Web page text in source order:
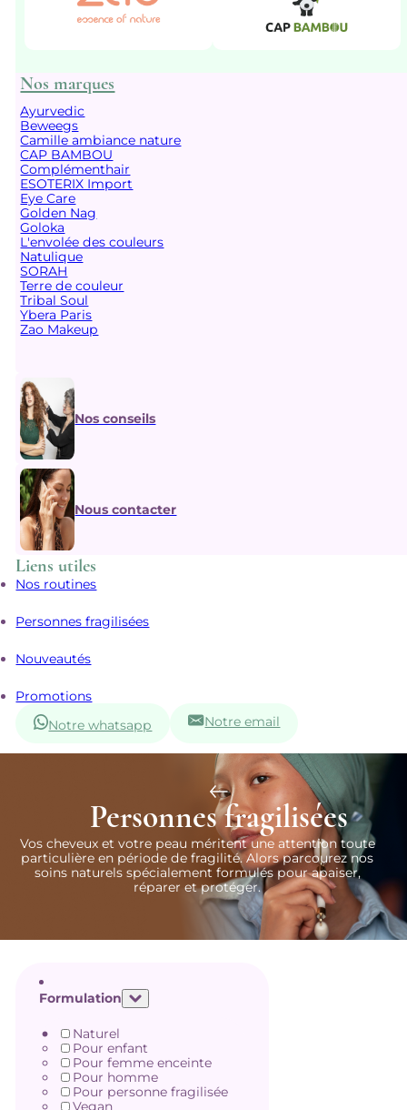
Nos marques
Ayurvedic
Beweegs
Camille ambiance nature
CAP BAMBOU
Complémenthair
ESOTERIX Import
Eye Care
Golden Nag
Goloka
L'envolée des couleurs
Natulique
SORAH
Terre de couleur
Tribal Soul
Ybera Paris
Zao Makeup
Nos conseils
Nous contacter
Liens utiles
Nos routines
Personnes fragilisées
Nouveautés
Promotions
Notre whatsapp
Notre email
Personnes fragilisées
Vos cheveux et votre peau méritent une attention toute
particulière en période de fragilité. Alors parcourez nos
soins naturels spécialement formulés pour apaiser,
réparer et protéger.
Formulation
Naturel
Pour enfant
Pour femme enceinte
Pour homme
Pour personne fragilisée
Vegan